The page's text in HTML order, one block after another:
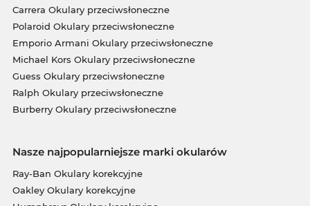
Carrera Okulary przeciwsłoneczne
Polaroid Okulary przeciwsłoneczne
Emporio Armani Okulary przeciwsłoneczne
Michael Kors Okulary przeciwsłoneczne
Guess Okulary przeciwsłoneczne
Ralph Okulary przeciwsłoneczne
Burberry Okulary przeciwsłoneczne
Nasze najpopularniejsze marki okularów
Ray-Ban Okulary korekcyjne
Oakley Okulary korekcyjne